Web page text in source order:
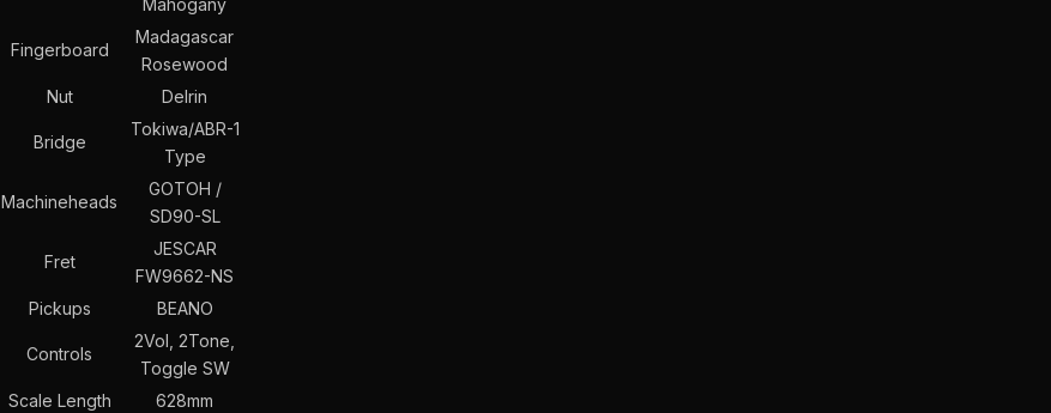
Mahogany
Fingerboard
Madagascar
Rosewood
Nut
Delrin
Bridge
Tokiwa/ABR-1
Type
Machineheads
GOTOH /
SD90-SL
Fret
JESCAR
FW9662-NS
Pickups
BEANO
Controls
2Vol, 2Tone,
Toggle SW
Scale Length
628mm